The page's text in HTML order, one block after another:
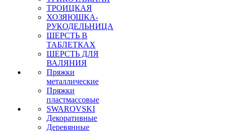
ТРОИЦКАЯ
ХОЗЯЮШКА-
РУКОДЕЛЬНИЦА
ШЕРСТЬ В
ТАБЛЕТКАХ
ШЕРСТЬ ДЛЯ
ВАЛЯНИЯ
Пряжки
металлические
Пряжки
пластмассовые
SWAROVSKI
Декоративные
Деревянные